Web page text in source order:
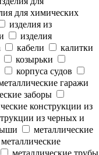
для химических
изделия из
изделия
кабели
калитки
козырьки
корпуса судов
гаражи
заборы
конструкции из
из черных и
металлические
металлические
металлические трубы